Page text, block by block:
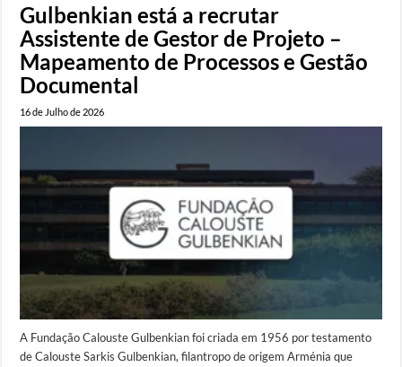
Gulbenkian está a recrutar
Assistente de Gestor de Projeto –
Mapeamento de Processos e Gestão
Documental
16 de Julho de 2026
A Fundação Calouste Gulbenkian foi criada em 1956 por testamento
de Calouste Sarkis Gulbenkian, filantropo de origem Arménia que